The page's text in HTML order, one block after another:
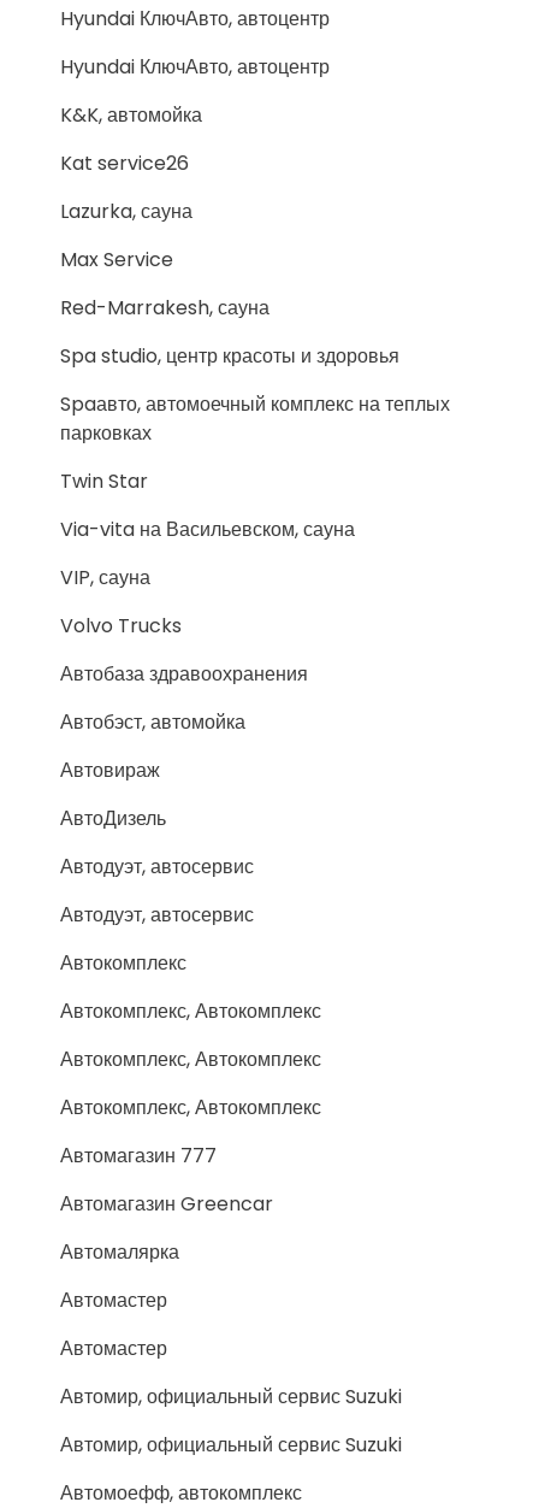
Hyundai КлючАвто, автоцентр
Hyundai КлючАвто, автоцентр
K&K, автомойка
Kat service26
Lazurka, сауна
Max Service
Red-Marrakesh, сауна
Spa studio, центр красоты и здоровья
Spaавто, автомоечный комплекс на теплых
парковках
Twin Star
Via-vita на Васильевском, сауна
VIP, сауна
Volvo Trucks
Автобаза здравоохранения
Автобэст, автомойка
Автовираж
АвтоДизель
Автодуэт, автосервис
Автодуэт, автосервис
Автокомплекс
Автокомплекс, Автокомплекс
Автокомплекс, Автокомплекс
Автокомплекс, Автокомплекс
Автомагазин 777
Автомагазин Greencar
Автомалярка
Автомастер
Автомастер
Автомир, официальный сервис Suzuki
Автомир, официальный сервис Suzuki
Автомоефф, автокомплекс